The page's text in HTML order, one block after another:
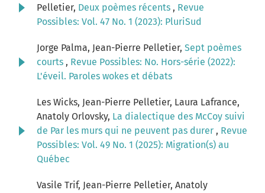
Pelletier, Deux poèmes récents , Revue
Possibles: Vol. 47 No. 1 (2023): PluriSud
Jorge Palma, Jean-Pierre Pelletier, Sept poèmes
courts , Revue Possibles: No. Hors-série (2022):
L'éveil. Paroles wokes et débats
Les Wicks, Jean-Pierre Pelletier, Laura Lafrance,
Anatoly Orlovsky, La dialectique des McCoy suivi
de Par les murs qui ne peuvent pas durer , Revue
Possibles: Vol. 49 No. 1 (2025): Migration(s) au
Québec
Vasile Trif, Jean-Pierre Pelletier, Anatoly